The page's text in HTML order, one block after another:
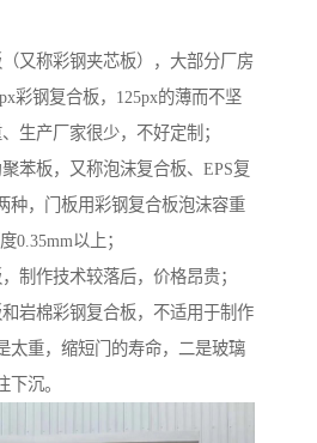
又称彩钢夹芯板），大部分厂房
彩钢复合板，125px的薄而不坚
生产厂家很少，不好定制；
苯板，又称泡沫复合板、EPS复
种，门板用彩钢复合板泡沫容重
0.35mm以上；
制作技术较落后，价格昂贵；
岩棉彩钢复合板，不适用于制作
太重，缩短门的寿命，二是玻璃
沉。